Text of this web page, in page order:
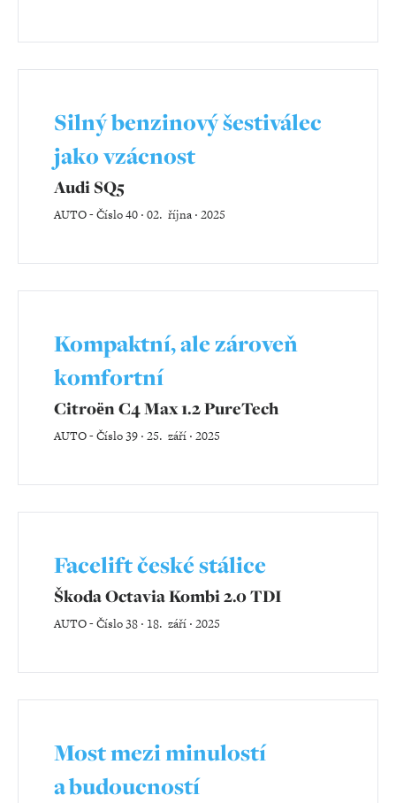
Silný benzinový šestiválec
jako vzácnost
Audi SQ5
AUTO-Číslo 40 ‧ 02. října ‧ 2025
Kompaktní, ale zároveň
komfortní
Citroën C4 Max 1.2 PureTech
AUTO-Číslo 39 ‧ 25. září ‧ 2025
Facelift české stálice
Škoda Octavia Kombi 2.0 TDI
AUTO-Číslo 38 ‧ 18. září ‧ 2025
Most mezi minulostí
a budoucností